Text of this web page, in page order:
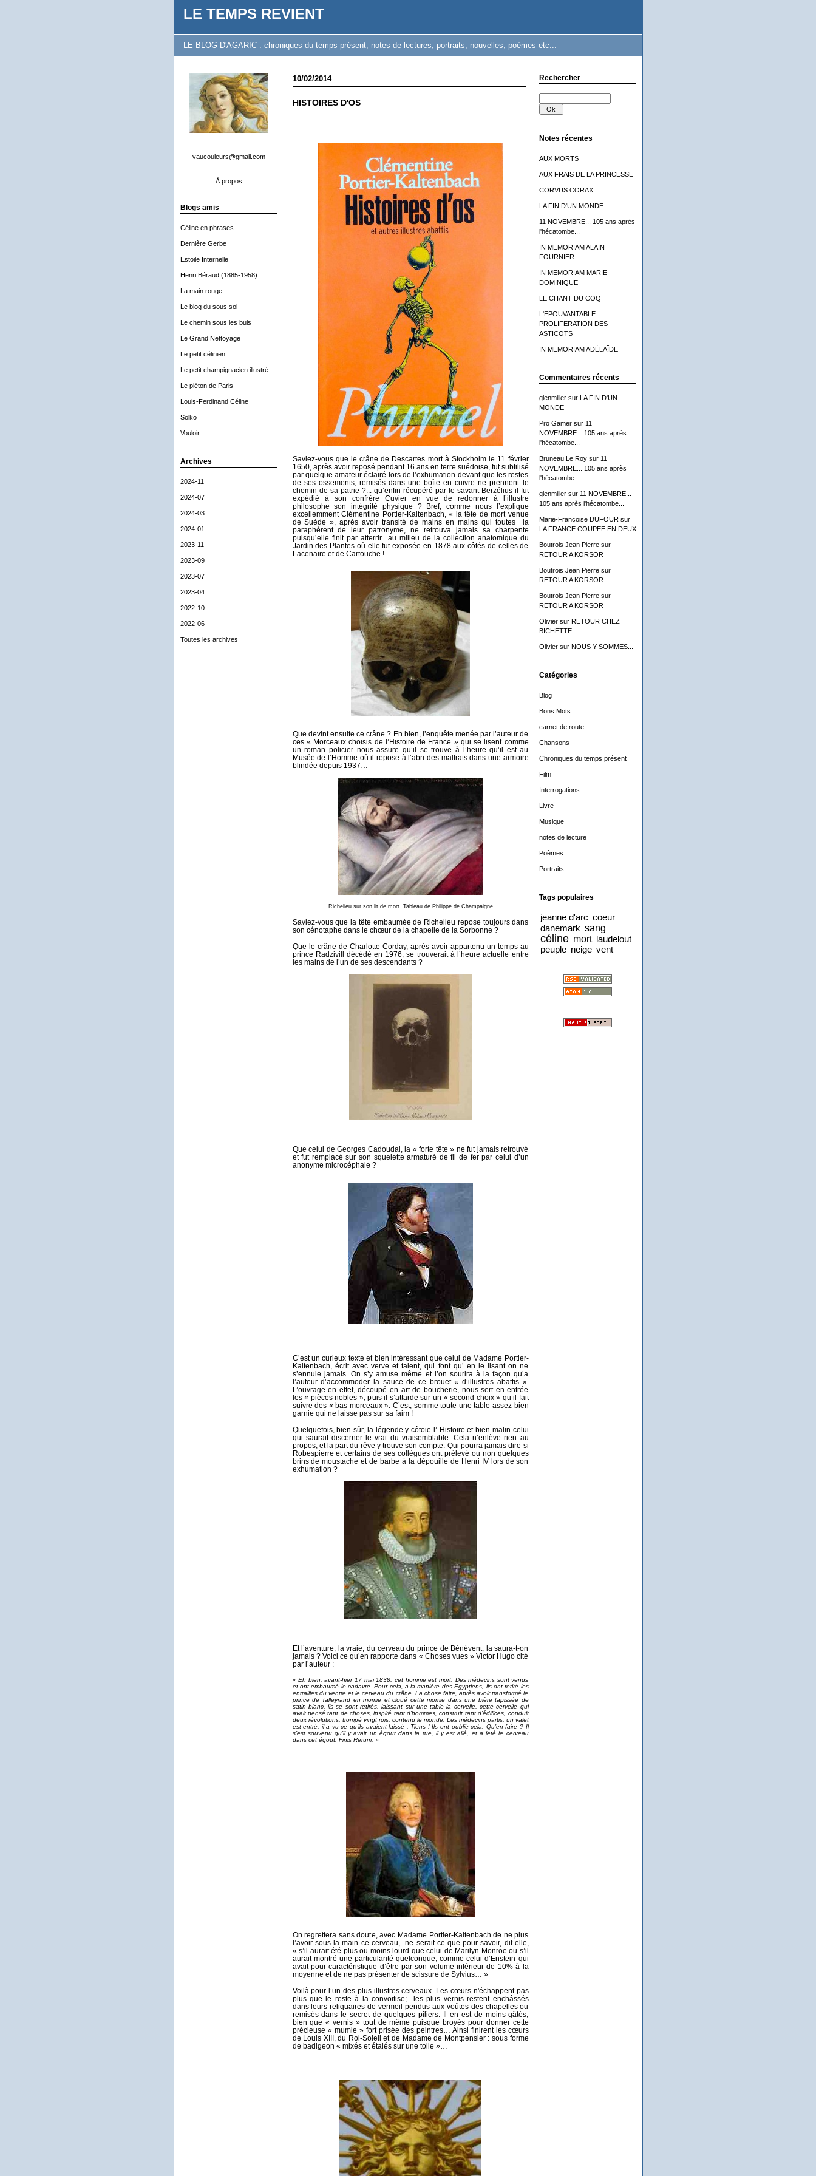
LE TEMPS REVIENT
LE BLOG D'AGARIC : chroniques du temps présent; notes de lectures; portraits; nouvelles; poèmes etc...
vaucouleurs@gmail.com
À propos
Blogs amis
Céline en phrases
Dernière Gerbe
Estoile Internelle
Henri Béraud (1885-1958)
La main rouge
Le blog du sous sol
Le chemin sous les buis
Le Grand Nettoyage
Le petit célinien
Le petit champignacien illustré
Le piéton de Paris
Louis-Ferdinand Céline
Solko
Vouloir
Archives
2024-11
2024-07
2024-03
2024-01
2023-11
2023-09
2023-07
2023-04
2022-10
2022-06
Toutes les archives
Rechercher
Notes récentes
AUX MORTS
AUX FRAIS DE LA PRINCESSE
CORVUS CORAX
LA FIN D'UN MONDE
11 NOVEMBRE... 105 ans après
l'hécatombe...
IN MEMORIAM ALAIN
FOURNIER
IN MEMORIAM MARIE-
DOMINIQUE
LE CHANT DU COQ
L'EPOUVANTABLE
PROLIFERATION DES
ASTICOTS
IN MEMORIAM ADÉLAÏDE
Commentaires récents
glenmillersur LA FIN D'UN
MONDE
Pro Gamersur 11
NOVEMBRE... 105 ans après
l'hécatombe...
Bruneau Le Roysur 11
NOVEMBRE... 105 ans après
l'hécatombe...
glenmillersur 11 NOVEMBRE...
105 ans après l'hécatombe...
Marie-Françoise DUFOURsur
LA FRANCE COUPEE EN DEUX
Boutrois Jean Pierresur
RETOUR A KORSOR
Boutrois Jean Pierresur
RETOUR A KORSOR
Boutrois Jean Pierresur
RETOUR A KORSOR
Oliviersur RETOUR CHEZ
BICHETTE
Oliviersur NOUS Y SOMMES...
Catégories
Blog
Bons Mots
carnet de route
Chansons
Chroniques du temps présent
Film
Interrogations
Livre
Musique
notes de lecture
Poèmes
Portraits
Tags populaires
jeanne d'arc coeur
danemark sang
céline mort laudelout
peuple neige vent
10/02/2014
HISTOIRES D'OS
Saviez-vous que le crâne de Descartes mort à Stockholm le 11 février
1650, après avoir reposé pendant 16 ans en terre suédoise, fut subtilisé
par quelque amateur éclairé lors de l’exhumation devant que les restes
de ses ossements, remisés dans une boîte en cuivre ne prennent le
chemin de sa patrie ?... qu’enfin récupéré par le savant Berzélius il fut
expédié à son confrère Cuvier en vue de redonner à l’illustre
philosophe son intégrité physique ? Bref, comme nous l’explique
excellemment Clémentine Portier-Kaltenbach, « la tête de mort venue
de Suède », après avoir transité de mains en mains qui toutes la
paraphèrent de leur patronyme, ne retrouva jamais sa charpente
puisqu’elle finit par atterrir au milieu de la collection anatomique du
Jardin des Plantes où elle fut exposée en 1878 aux côtés de celles de
Lacenaire et de Cartouche !
Que devint ensuite ce crâne ? Eh bien, l’enquête menée par l’auteur de
ces « Morceaux choisis de l’Histoire de France » qui se lisent comme
un roman policier nous assure qu’il se trouve à l’heure qu’il est au
Musée de l’Homme où il repose à l’abri des malfrats dans une armoire
blindée depuis 1937…
Richelieu sur son lit de mort. Tableau de Philippe de Champaigne
Saviez-vous que la tête embaumée de Richelieu repose toujours dans
son cénotaphe dans le chœur de la chapelle de la Sorbonne ?
Que le crâne de Charlotte Corday, après avoir appartenu un temps au
prince Radzivill décédé en 1976, se trouverait à l’heure actuelle entre
les mains de l’un de ses descendants ?
Que celui de Georges Cadoudal, la « forte tête » ne fut jamais retrouvé
et fut remplacé sur son squelette armaturé de fil de fer par celui d’un
anonyme microcéphale ?
C’est un curieux texte et bien intéressant que celui de Madame Portier-
Kaltenbach, écrit avec verve et talent, qui font qu’ en le lisant on ne
s’ennuie jamais. On s’y amuse même et l’on sourira à la façon qu’a
l’auteur d’accommoder la sauce de ce brouet « d’illustres abattis ».
L’ouvrage en effet, découpé en art de boucherie, nous sert en entrée
les « pièces nobles », puis il s’attarde sur un « second choix » qu’il fait
suivre des « bas morceaux ». C’est, somme toute une table assez bien
garnie qui ne laisse pas sur sa faim !
Quelquefois, bien sûr, la légende y côtoie l’ Histoire et bien malin celui
qui saurait discerner le vrai du vraisemblable. Cela n’enlève rien au
propos, et la part du rêve y trouve son compte. Qui pourra jamais dire si
Robespierre et certains de ses collègues ont prélevé ou non quelques
brins de moustache et de barbe à la dépouille de Henri IV lors de son
exhumation ?
Et l’aventure, la vraie, du cerveau du prince de Bénévent, la saura-t-on
jamais ? Voici ce qu’en rapporte dans « Choses vues » Victor Hugo cité
par l’auteur :
« Eh bien, avant-hier 17 mai 1838, cet homme est mort. Des médecins sont venus
et ont embaumé le cadavre. Pour cela, à la manière des Egyptiens, ils ont retiré les
entrailles du ventre et le cerveau du crâne. La chose faite, après avoir transformé le
prince de Talleyrand en momie et cloué cette momie dans une bière tapissée de
satin blanc, ils se sont retirés, laissant sur une table la cervelle, cette cervelle qui
avait pensé tant de choses, inspiré tant d’hommes, construit tant d’édifices, conduit
deux révolutions, trompé vingt rois, contenu le monde. Les médecins partis, un valet
est entré, il a vu ce qu’ils avaient laissé : Tiens ! Ils ont oublié cela. Qu’en faire ? Il
s’est souvenu qu’il y avait un égout dans la rue, il y est allé, et a jeté le cerveau
dans cet égout. Finis Rerum. »
On regrettera sans doute, avec Madame Portier-Kaltenbach de ne plus
l’avoir sous la main ce cerveau, ne serait-ce que pour savoir, dit-elle,
« s’il aurait été plus ou moins lourd que celui de Marilyn Monroe ou s’il
aurait montré une particularité quelconque, comme celui d’Enstein qui
avait pour caractéristique d’être par son volume inférieur de 10% à la
moyenne et de ne pas présenter de scissure de Sylvius… »
Voilà pour l’un des plus illustres cerveaux. Les cœurs n'échappent pas
plus que le reste à la convoitise; les plus vernis restent enchâssés
dans leurs reliquaires de vermeil pendus aux voûtes des chapelles ou
remisés dans le secret de quelques piliers. Il en est de moins gâtés,
bien que « vernis » tout de même puisque broyés pour donner cette
précieuse « mumie » fort prisée des peintres… Ainsi finirent les cœurs
de Louis XIII, du Roi-Soleil et de Madame de Montpensier : sous forme
de badigeon « mixés et étalés sur une toile »…